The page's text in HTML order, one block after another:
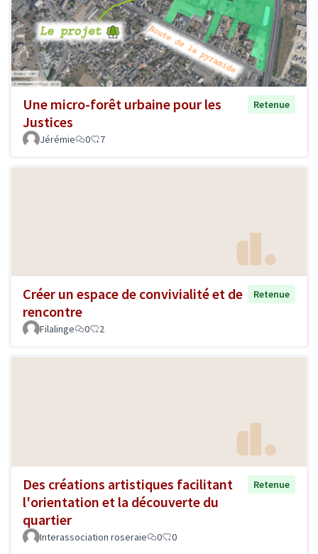
Une micro-forêt urbaine pour les
Justices
Retenue
Jérémie 0 7
Créer un espace de convivialité et de
rencontre
Retenue
Filalinge 0 2
Des créations artistiques facilitant
l'orientation et la découverte du
quartier
Retenue
Interassociation roseraie 0 0